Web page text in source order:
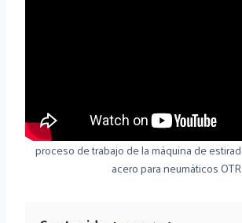
proceso de trabajo de la máquina de
acero para neumáticos OTR